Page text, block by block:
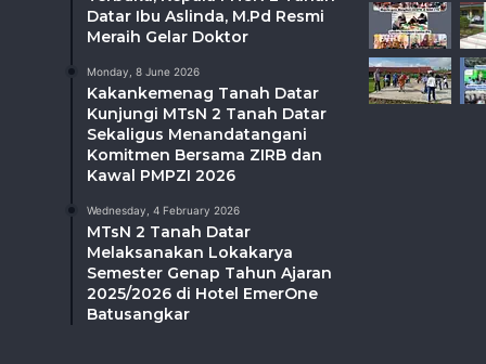
Datar Ibu Aslinda, M.Pd Resmi
Meraih Gelar Doktor
Monday, 8 June 2026
Kakankemenag Tanah Datar
Kunjungi MTsN 2 Tanah Datar
Sekaligus Menandatangani
Komitmen Bersama ZIRB dan
Kawal PMPZI 2026
Wednesday, 4 February 2026
MTsN 2 Tanah Datar
Melaksanakan Lokakarya
Semester Genap Tahun Ajaran
2025/2026 di Hotel EmerOne
Batusangkar